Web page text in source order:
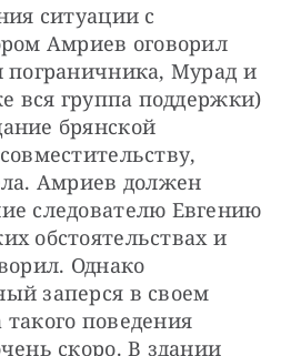
ситуации с
Амриев оговорил
пограничника, Мурад и
вся группа поддержки)
брянской
Амриев должен
следователю Евгению
обстоятельствах и
Однако
заперся в своем
поведения
скоро. В здании